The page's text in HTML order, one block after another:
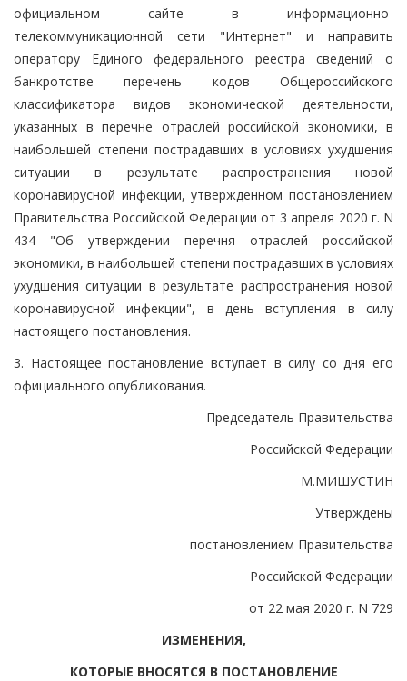
официальном сайте в информационно-
телекоммуникационной сети "Интернет" и направить
оператору Единого федерального реестра сведений о
банкротстве перечень кодов Общероссийского
классификатора видов экономической деятельности,
указанных в перечне отраслей российской экономики, в
наибольшей степени пострадавших в условиях ухудшения
ситуации в результате распространения новой
коронавирусной инфекции, утвержденном постановлением
Правительства Российской Федерации от 3 апреля 2020 г. N
434 "Об утверждении перечня отраслей российской
экономики, в наибольшей степени пострадавших в условиях
ухудшения ситуации в результате распространения новой
коронавирусной инфекции", в день вступления в силу
настоящего постановления.
3. Настоящее постановление вступает в силу со дня его
официального опубликования.
Председатель Правительства
Российской Федерации
М.МИШУСТИН
Утверждены
постановлением Правительства
Российской Федерации
от 22 мая 2020 г. N 729
ИЗМЕНЕНИЯ,
КОТОРЫЕ ВНОСЯТСЯ В ПОСТАНОВЛЕНИЕ